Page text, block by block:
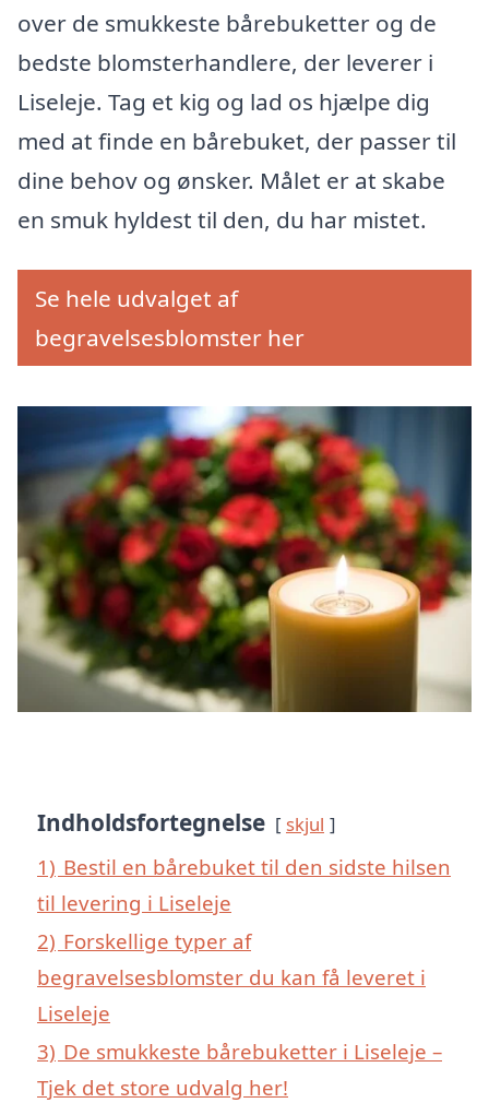
over de smukkeste bårebuketter og de
bedste blomsterhandlere, der leverer i
Liseleje. Tag et kig og lad os hjælpe dig
med at finde en bårebuket, der passer til
dine behov og ønsker. Målet er at skabe
en smuk hyldest til den, du har mistet.
Se hele udvalget af
begravelsesblomster her
Indholdsfortegnelse skjul
1) Bestil en bårebuket til den sidste hilsen
til levering i Liseleje
2) Forskellige typer af
begravelsesblomster du kan få leveret i
Liseleje
3) De smukkeste bårebuketter i Liseleje –
Tjek det store udvalg her!